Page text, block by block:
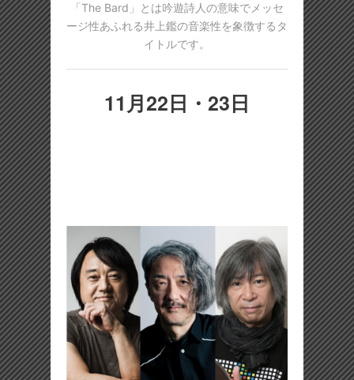
「The Bard」とは吟遊詩人の意味でメッセ
ージ性あふれる井上鑑の音楽性を象徴するタ
イトルです。
11月22日・23日